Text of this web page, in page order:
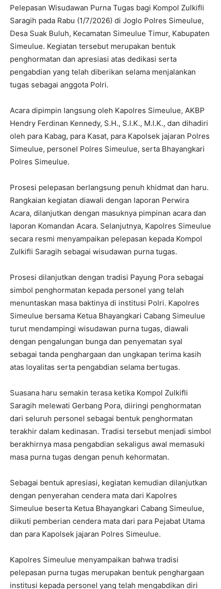
Pelepasan Wisudawan Purna Tugas bagi Kompol Zulkifli
Saragih pada Rabu (1/7/2026) di Joglo Polres Simeulue,
Desa Suak Buluh, Kecamatan Simeulue Timur, Kabupaten
Simeulue. Kegiatan tersebut merupakan bentuk
penghormatan dan apresiasi atas dedikasi serta
pengabdian yang telah diberikan selama menjalankan
tugas sebagai anggota Polri.
Acara dipimpin langsung oleh Kapolres Simeulue, AKBP
Hendry Ferdinan Kennedy, S.H., S.I.K., M.I.K., dan dihadiri
oleh para Kabag, para Kasat, para Kapolsek jajaran Polres
Simeulue, personel Polres Simeulue, serta Bhayangkari
Polres Simeulue.
Prosesi pelepasan berlangsung penuh khidmat dan haru.
Rangkaian kegiatan diawali dengan laporan Perwira
Acara, dilanjutkan dengan masuknya pimpinan acara dan
laporan Komandan Acara. Selanjutnya, Kapolres Simeulue
secara resmi menyampaikan pelepasan kepada Kompol
Zulkifli Saragih sebagai wisudawan purna tugas.
Prosesi dilanjutkan dengan tradisi Payung Pora sebagai
simbol penghormatan kepada personel yang telah
menuntaskan masa baktinya di institusi Polri. Kapolres
Simeulue bersama Ketua Bhayangkari Cabang Simeulue
turut mendampingi wisudawan purna tugas, diawali
dengan pengalungan bunga dan penyematan syal
sebagai tanda penghargaan dan ungkapan terima kasih
atas loyalitas serta pengabdian selama bertugas.
Suasana haru semakin terasa ketika Kompol Zulkifli
Saragih melewati Gerbang Pora, diiringi penghormatan
dari seluruh personel sebagai bentuk penghormatan
terakhir dalam kedinasan. Tradisi tersebut menjadi simbol
berakhirnya masa pengabdian sekaligus awal memasuki
masa purna tugas dengan penuh kehormatan.
Sebagai bentuk apresiasi, kegiatan kemudian dilanjutkan
dengan penyerahan cendera mata dari Kapolres
Simeulue beserta Ketua Bhayangkari Cabang Simeulue,
diikuti pemberian cendera mata dari para Pejabat Utama
dan para Kapolsek jajaran Polres Simeulue.
Kapolres Simeulue menyampaikan bahwa tradisi
pelepasan purna tugas merupakan bentuk penghargaan
institusi kepada personel yang telah mengabdikan diri